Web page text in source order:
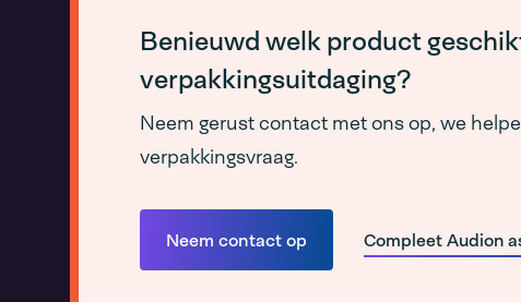
Benieuwd welk product
verpakkingsuitdaging?
Neem gerust contact met ons op, we
verpakkingsvraag.
Neem contact op
Compleet Audion